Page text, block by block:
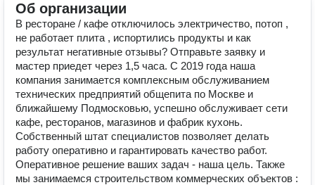
Об организации
В ресторане / кафе отключилось электричество, потоп ,
не работает плита , испортились продукты и как
результат негативные отзывы? Отправьте заявку и
мастер приедет через 1,5 часа. С 2019 года наша
компания занимается комплексным обслуживанием
технических предприятий общепита по Москве и
ближайшему Подмосковью, успешно обслуживает сети
кафе, ресторанов, магазинов и фабрик кухонь.
Собственный штат специалистов позволяет делать
работу оперативно и гарантировать качество работ.
Оперативное решение ваших задач - наша цель. Также
мы занимаемся строительством коммерческих объектов :